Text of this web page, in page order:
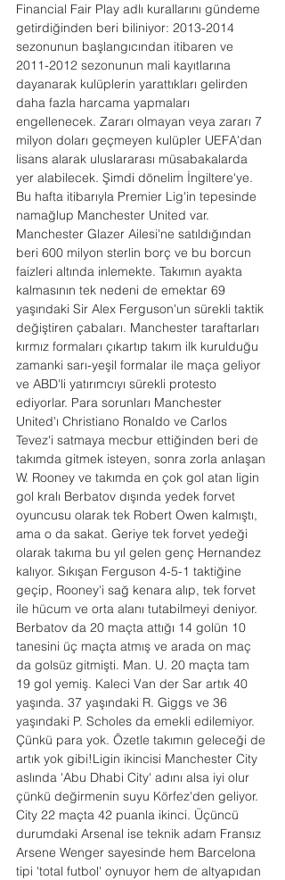
Financial Fair Play adlı kurallarını gündeme
getirdiğinden beri biliniyor: 2013-2014
sezonunun başlangıcından itibaren ve
2011-2012 sezonunun mali kayıtlarına
dayanarak kulüplerin yarattıkları gelirden
daha fazla harcama yapmaları
engellenecek. Zararı olmayan veya zararı 7
milyon doları geçmeyen kulüpler UEFA'dan
lisans alarak uluslararası müsabakalarda
yer alabilecek. Şimdi dönelim İngiltere'ye.
Bu hafta itibarıyla Premier Lig'in tepesinde
namağlup Manchester United var.
Manchester Glazer Ailesi'ne satıldığından
beri 600 milyon sterlin borç ve bu borcun
faizleri altında inlemekte. Takımın ayakta
kalmasının tek nedeni de emektar 69
yaşındaki Sir Alex Ferguson'un sürekli taktik
değiştiren çabaları. Manchester taraftarları
kırmız formaları çıkartıp takım ilk kurulduğu
zamanki sarı-yeşil formalar ile maça geliyor
ve ABD'li yatırımcıyı sürekli protesto
ediyorlar. Para sorunları Manchester
United'ı Christiano Ronaldo ve Carlos
Tevez'i satmaya mecbur ettiğinden beri de
takımda gitmek isteyen, sonra zorla anlaşan
W. Rooney ve takımda en çok gol atan ligin
gol kralı Berbatov dışında yedek forvet
oyuncusu olarak tek Robert Owen kalmıştı,
ama o da sakat. Geriye tek forvet yedeği
olarak takıma bu yıl gelen genç Hernandez
kalıyor. Sıkışan Ferguson 4-5-1 taktiğine
geçip, Rooney'i sağ kenara alıp, tek forvet
ile hücum ve orta alanı tutabilmeyi deniyor.
Berbatov da 20 maçta attığı 14 golün 10
tanesini üç maçta atmış ve arada on maç
da golsüz gitmişti. Man. U. 20 maçta tam
19 gol yemiş. Kaleci Van der Sar artık 40
yaşında. 37 yaşındaki R. Giggs ve 36
yaşındaki P. Scholes da emekli edilemiyor.
Çünkü para yok. Özetle takımın geleceği de
artık yok gibi!Ligin ikincisi Manchester City
aslında 'Abu Dhabi City' adını alsa iyi olur
çünkü değirmenin suyu Körfez'den geliyor.
City 22 maçta 42 puanla ikinci. Üçüncü
durumdaki Arsenal ise teknik adam Fransız
Arsene Wenger sayesinde hem Barcelona
tipi 'total futbol' oynuyor hem de altyapıdan